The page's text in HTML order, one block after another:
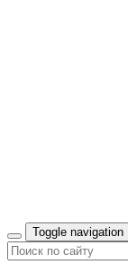
Toggle navigation